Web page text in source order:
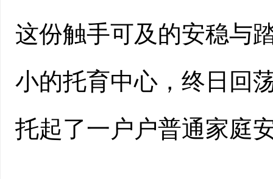
这份触手可及的安稳与
小的托育中心，终日回
托起了一户户普通家庭